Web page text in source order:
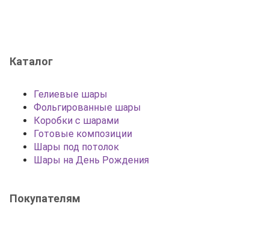
Каталог
Гелиевые шары
Фольгированные шары
Коробки с шарами
Готовые композиции
Шары под потолок
Шары на День Рождения
Покупателям